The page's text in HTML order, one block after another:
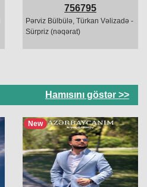
756795
Pərviz Bülbülə, Türkan Vəlizadə -
Sürpriz (nəqərat)
Hamısını göstər >>
New